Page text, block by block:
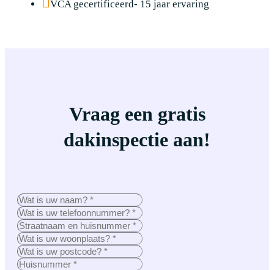
VCA gecertificeerd- 15 jaar ervaring
Vraag een gratis
dakinspectie aan!